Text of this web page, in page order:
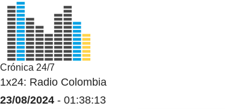
Crónica 24/7
1x24: Radio Colombia
23/08/2024 - 01:38:13